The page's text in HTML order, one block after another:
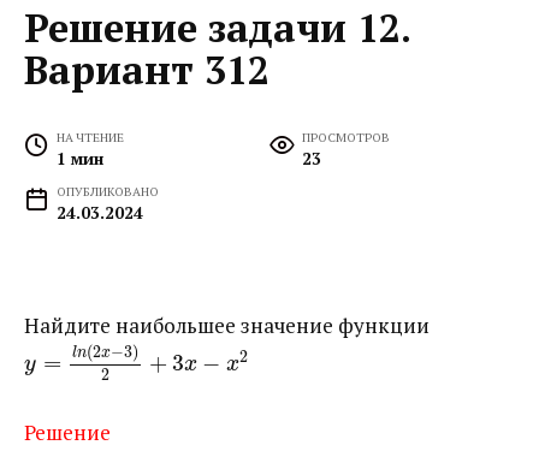
Решение задачи 12.
Вариант 312
НА ЧТЕНИЕ
1 мин
ПРОСМОТРОВ
23
ОПУБЛИКОВАНО
24.03.2024
Найдите наибольшее значение функции ​
y = ln(2x−3)
2
+ 3x − x2
Решение